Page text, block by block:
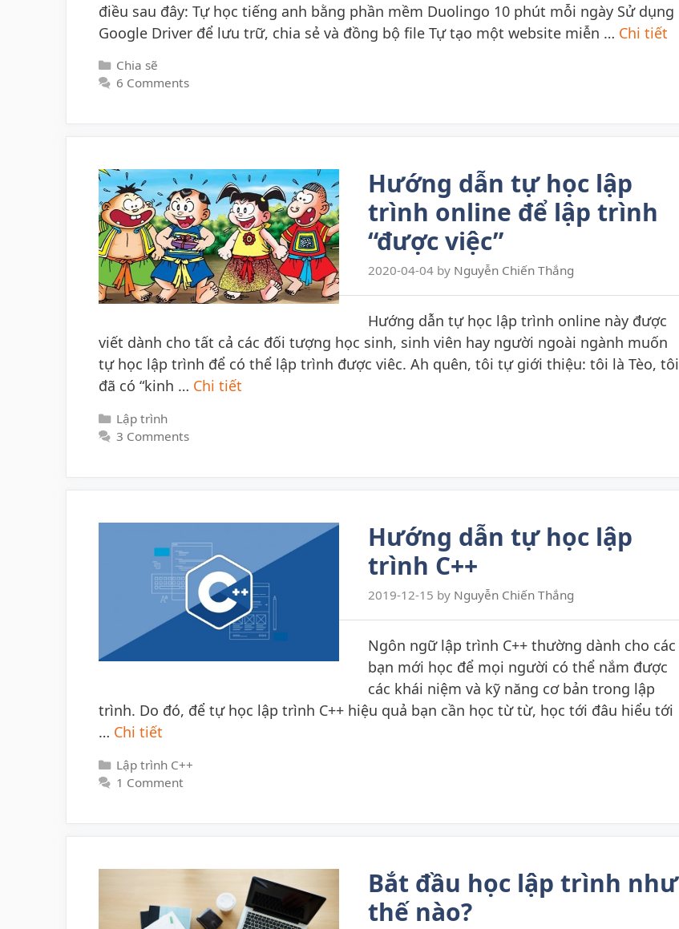
điều sau đây: Tự học tiếng anh bằng phần mềm Duolingo 10 phút mỗi ngày Sử dụng
Google Driver để lưu trữ, chia sẻ và đồng bộ file Tự tạo một website miễn … Chi tiết
Categories
Chia sẽ
6 Comments
Hướng dẫn tự học lập
trình online để lập trình
“được việc”
2020-04-04 by Nguyễn Chiến Thắng
Hướng dẫn tự học lập trình online này được
viết dành cho tất cả các đối tượng học sinh, sinh viên hay người ngoài ngành muốn
tự học lập trình để có thể lập trình được viêc. Ah quên, tôi tự giới thiệu: tôi là Tèo, tôi
đã có “kinh … Chi tiết
Categories
Lập trình
3 Comments
Hướng dẫn tự học lập
trình C++
2019-12-15 by Nguyễn Chiến Thắng
Ngôn ngữ lập trình C++ thường dành cho các
bạn mới học để mọi người có thể nắm được
các khái niệm và kỹ năng cơ bản trong lập
trình. Do đó, để tự học lập trình C++ hiệu quả bạn cần học từ từ, học tới đâu hiểu tới
… Chi tiết
Categories
Lập trình C++
1 Comment
Bắt đầu học lập trình như
thế nào?